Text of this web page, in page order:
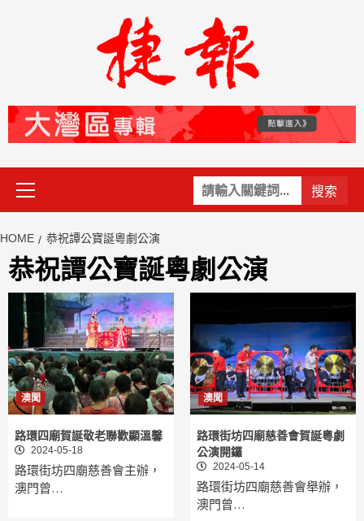
關
鍵
Primary
Menu
HOME 恭祝譚公寶誕粵劇公演
恭祝譚公寶誕粵劇公演
澳聞
路環四廟賀誕敬老聯歡顯溫馨
2024-05-18
路環街坊四廟慈善會主辦，
澳門曾…
澳聞
路環街坊四廟慈善會賀誕粵劇
公演開鑼
2024-05-14
路環街坊四廟慈善會舉辦，
澳門曾…